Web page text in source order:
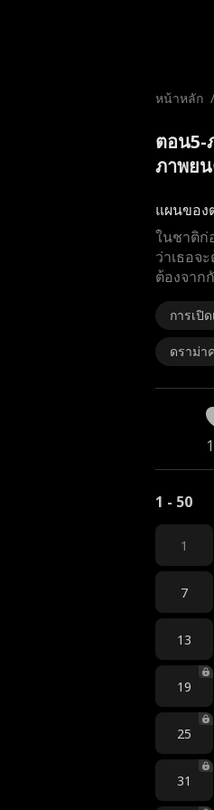
หน้าหลัก /
ตอน5-
ภาพยน
แผนของ
ในชาติก่
ว่าเธอจ
ต้องจาก
การเปิ
ดราม่า
1 - 50
1
7
13
19
25
31